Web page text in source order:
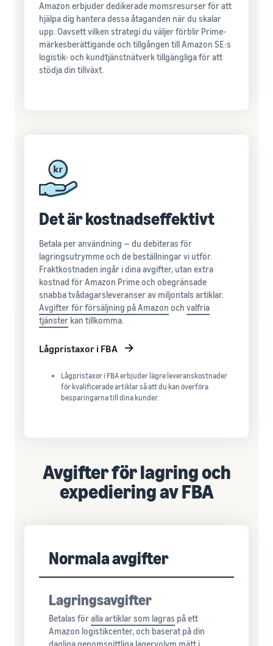
Amazon erbjuder dedikerade momsresurser för att
hjälpa dig hantera dessa åtaganden när du skalar
upp. Oavsett vilken strategi du väljer förblir Prime-
märkesberättigande och tillgången till Amazon SE:s
logistik- och kundtjänstnätverk tillgängliga för att
stödja din tillväxt.
Det är kostnadseffektivt
Betala per användning — du debiteras för
lagringsutrymme och de beställningar vi utför.
Fraktkostnaden ingår i dina avgifter, utan extra
kostnad för Amazon Prime och obegränsade
snabba tvådagarsleveranser av miljontals artiklar.
Avgifter för försäljning på Amazon och valfria
tjänster kan tillkomma.
Lågpristaxor i FBA
Lågpristaxor i FBA erbjuder lägre leveranskostnader
för kvalificerade artiklar så att du kan överföra
besparingarna till dina kunder.
Avgifter för lagring och
expediering av FBA
Normala avgifter
Lagringsavgifter
Betalas förallaartiklar som lagras på ett
Amazon logistikcenter, och baserat på din